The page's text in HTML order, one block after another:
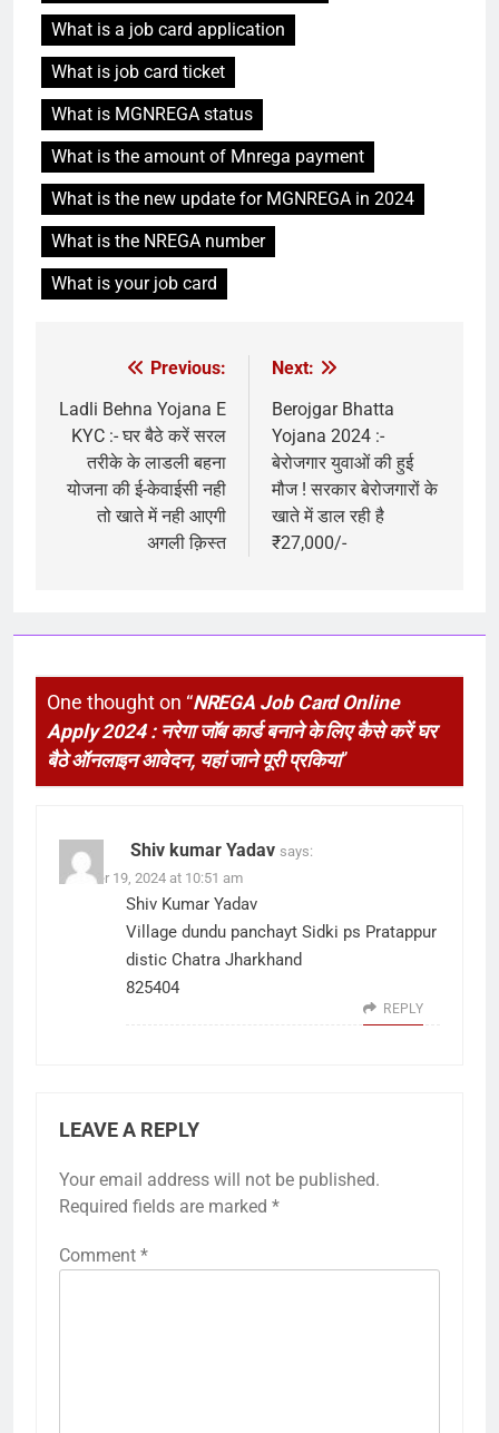
What is a job card application
What is job card ticket
What is MGNREGA status
What is the amount of Mnrega payment
What is the new update for MGNREGA in 2024
What is the NREGA number
What is your job card
Previous:
Ladli Behna Yojana E
KYC :- घर बैठे करें सरल
तरीके के लाडली बहना
योजना की ई-केवाईसी नही
तो खाते में नही आएगी
अगली क़िस्त
Next:
Berojgar Bhatta
Yojana 2024 :-
बेरोजगार युवाओं की हुई
मौज ! सरकार बेरोजगारों के
खाते में डाल रही है
₹27,000/-
One thought on “NREGA Job Card Online
Apply 2024 : नरेगा जॉब कार्ड बनाने के लिए कैसे करें घर
बैठे ऑनलाइन आवेदन, यहां जाने पूरी प्रकिया”
Shiv kumar Yadav says:
October 19, 2024 at 10:51 am
Shiv Kumar Yadav
Village dundu panchayt Sidki ps Pratappur
distic Chatra Jharkhand
825404
REPLY
LEAVE A REPLY
Your email address will not be published.
Required fields are marked *
Comment *